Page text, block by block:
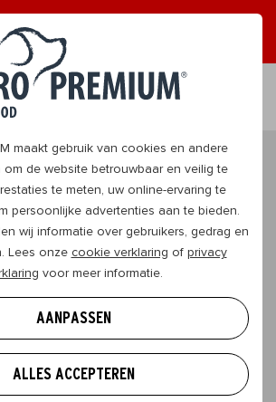
maakt gebruik van cookies en andere
de website betrouwbaar en veilig te
te meten, uw online-ervaring te
persoonlijke advertenties aan te bieden.
wij informatie over gebruikers, gedrag en
Lees onze cookie verklaring of privacy
voor meer informatie.
AANPASSEN
ALLES ACCEPTEREN
GRAAG TIPS
NL
van BEDUCO NV.
BEDUCO NV
WASSERIJSTRAAT 25